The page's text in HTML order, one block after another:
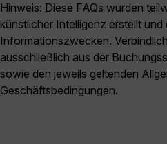
Hinweis: Diese FAQs wurden
künstlicher Intelligenz erstellt
Informationszwecken.
ausschließlich aus der
sowie den jeweils geltenden
Geschäftsbedingungen.